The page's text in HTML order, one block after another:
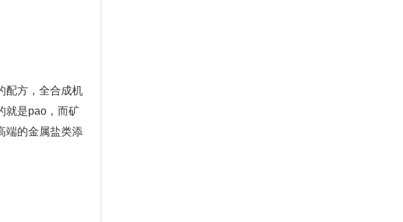
配方，全合成机
就是pao，而矿
端的金属盐类添